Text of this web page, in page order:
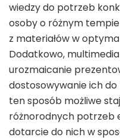
wiedzy do potrzeb
osoby o różnym
z materiałów w
Dodatkowo,
urozmaicanie
dostosowywanie ich do
ten sposób możliwe
różnorodnych potrzeb
dotarcie do nich w